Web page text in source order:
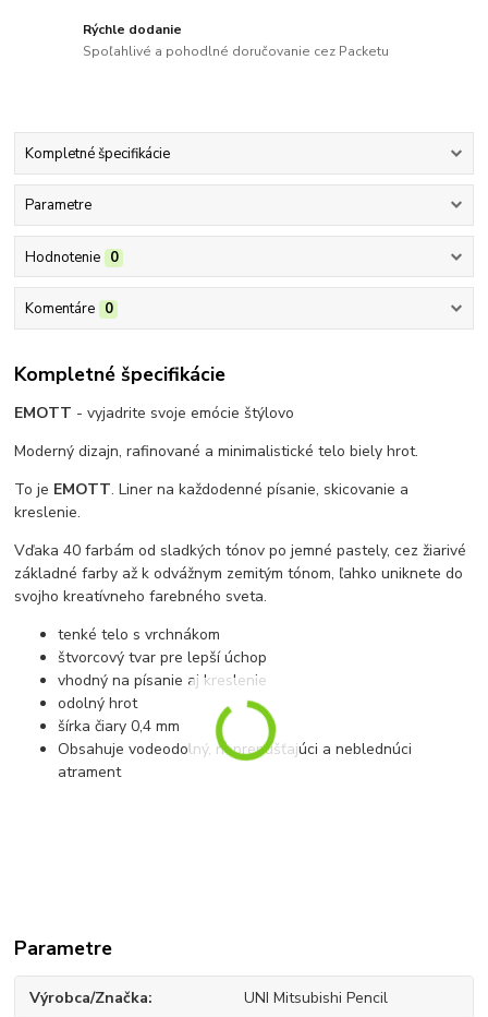
Rýchle dodanie
Spoľahlivé a pohodlné doručovanie cez Packetu
Kompletné špecifikácie
Parametre
Hodnotenie 0
Komentáre 0
Kompletné špecifikácie
EMOTT - vyjadrite svoje emócie štýlovo
Moderný dizajn, rafinované a minimalistické telo biely hrot.
To je EMOTT. Liner na každodenné písanie, skicovanie a
kreslenie.
Vďaka 40 farbám od sladkých tónov po jemné pastely, cez žiarivé
základné farby až k odvážnym zemitým tónom, ľahko uniknete do
svojho kreatívneho farebného sveta.
tenké telo s vrchnákom
štvorcový tvar pre lepší úchop
vhodný na písanie aj kreslenie
odolný hrot
šírka čiary 0,4 mm
Obsahuje vodeodolný, neprepúšťajúci a neblednúci
atrament
Parametre
Výrobca/Značka UNI Mitsubishi Pencil